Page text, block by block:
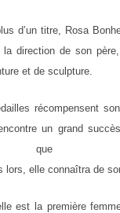
d’un titre, Rosa
la direction de son
et de sculpture.
récompensent
un grand
que
lors, elle connaîtra de
est la première